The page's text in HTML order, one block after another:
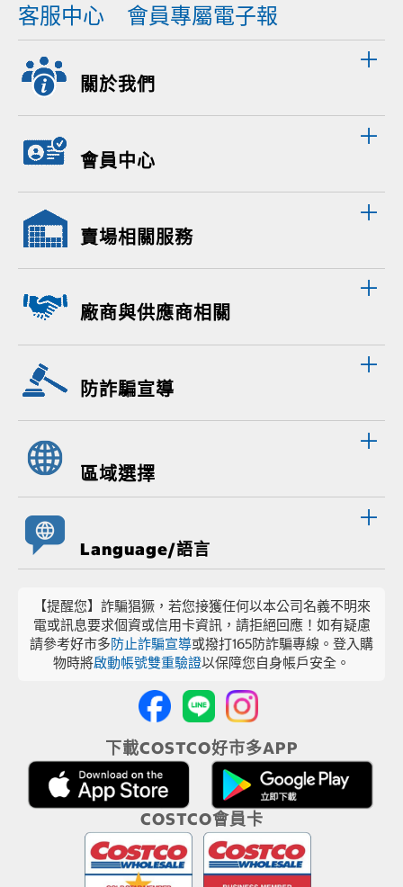
客服中心 會員專屬電子報
關於我們
會員中心
賣場相關服務
廠商與供應商相關
防詐騙宣導
區域選擇
Language/語言
【提醒您】詐騙猖獗，若您接獲任何以本公司名義不明來
電或訊息要求個資或信用卡資訊，請拒絕回應！如有疑慮
請參考好市多防止詐騙宣導或撥打165防詐騙專線。登入購
物時將啟動帳號雙重驗證以保障您自身帳戶安全。
下載COSTCO好市多APP
COSTCO會員卡